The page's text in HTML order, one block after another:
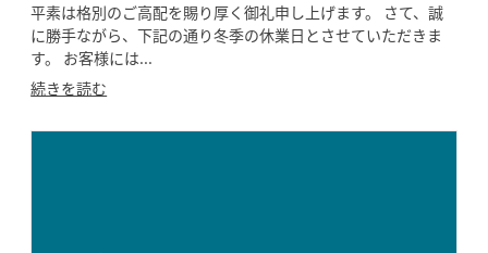
平素は格別のご高配を賜り厚く御礼申し上げます。 さて、誠
に勝手ながら、下記の通り冬季の休業日とさせていただきま
す。 お客様には...
続きを読む